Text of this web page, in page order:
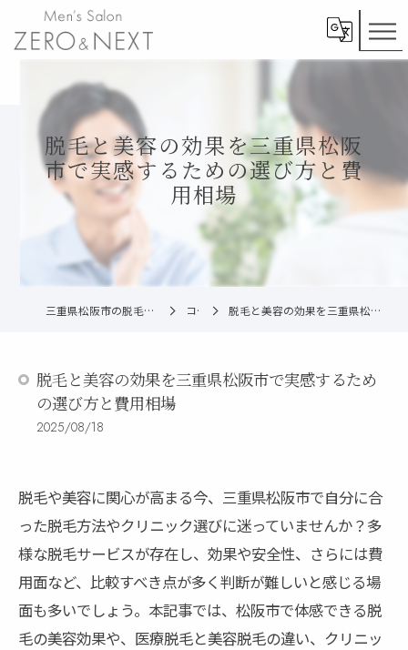
脱毛と美容の効果を三重県松阪
市で実感するための選び方と費
用相場
三重県松阪市の脱毛ならメンズ脱毛ZERO松阪店 コラム 脱毛と美容の効果を三重県松阪市で実感するための選び方と費用相場
脱毛と美容の効果を三重県松阪市で実感するため
の選び方と費用相場
2025/08/18
脱毛や美容に関心が高まる今、三重県松阪市で自分に合
った脱毛方法やクリニック選びに迷っていませんか？多
様な脱毛サービスが存在し、効果や安全性、さらには費
用面など、比較すべき点が多く判断が難しいと感じる場
面も多いでしょう。本記事では、松阪市で体感できる脱
毛の美容効果や、医療脱毛と美容脱毛の違い、クリニッ